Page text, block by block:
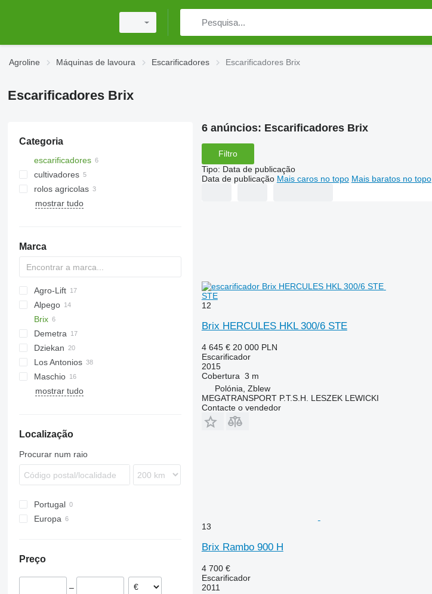
Agroline Máquinas de lavoura Escarificadores Escarificadores Brix
Escarificadores Brix
Categoria
escarificadores
cultivadores
rolos agricolas
rolos faca articulados
mostrar tudo
Marca
Cultiplow
Agro-Lift
AGCh
Alpego
Terraland
U-series
Brix
Ecolo Tiger
12M
120
140
160
Ecolo Tiger
Demetra
Dziekan
ST 820
Artiglio
Pinocchio
Terrano
Tiger
Culter
512
2700
Cultimer
Trio
Dolomit
PR
Los Antonios
Maschio
Favorit
HKK
Grom
GRS
G-series
Opus
Woodcracker
mostrar tudo
Localização
Procurar num raio
Portugal
Europa
Preço
–
6 anúncios: Escarificadores Brix
Filtro
Tipo: Data de publicação
Data de publicação Mais caros no topo Mais baratos no topo
STE
12
Brix HERCULES HKL 300/6 STE
4 645 € 20 000 PLN
Escarificador
2015
Cobertura 3 m
Polónia, Zblew
MEGATRANSPORT P.T.S.H. LESZEK LEWICKI
Contacte o vendedor
13
Brix Rambo 900 H
4 700 €
Escarificador
2011